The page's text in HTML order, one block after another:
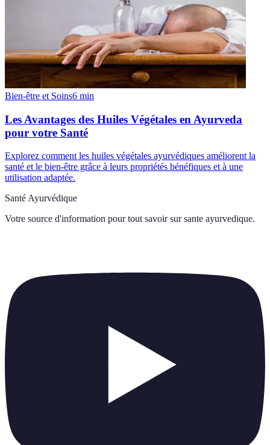
Bien-être et Soins6 min
Les Avantages des Huiles Végétales en Ayurveda
pour votre Santé
Explorez comment les huiles végétales ayurvédiques améliorent la
santé et le bien-être grâce à leurs propriétés bénéfiques et à une
utilisation adaptée.
Santé Ayurvédique
Votre source d'information pour tout savoir sur sante ayurvedique.